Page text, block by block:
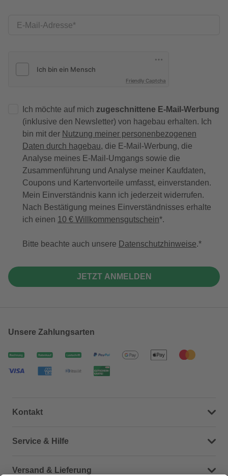
E-Mail-Adresse
Friendly Captcha
Ich möchte auf mich zugeschnittene E-Mail-Werbung
(inklusive den Newsletter) von hagebau erhalten. Ich
bin mit der Nutzung meiner personenbezogenen
Daten durch hagebau, die E-Mail-Werbung, die
Analyse meines E-Mail-Umgangs sowie die
Zusammenführung und Analyse meiner Kaufdaten,
Coupons und Kartenvorteile umfasst, einverstanden.
Mein Einverständnis kann ich jederzeit widerrufen.
Nach Bestätigung meines Einverständnisses erhalte
ich einen 10 € Willkommensgutschein*.
Bitte beachte auch unsere Datenschutzhinweise.
JETZT ANMELDEN
Unsere Zahlungsarten
Kontakt
Dein Kontakt zu uns
Service & Hilfe
Häufige Fragen (FAQ)
Versand & Lieferung